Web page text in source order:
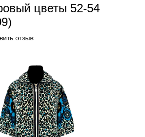
цветы 52-54
отзыв